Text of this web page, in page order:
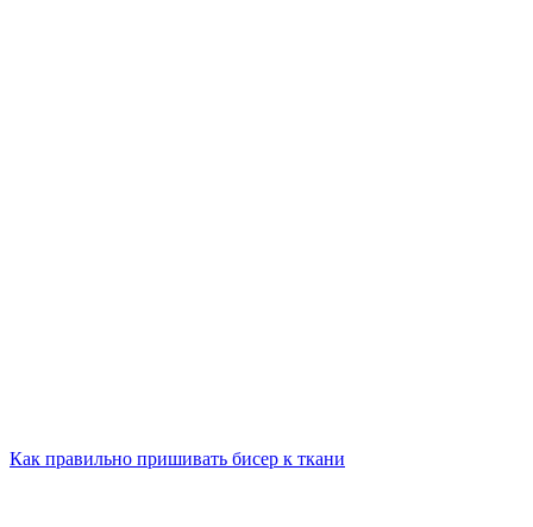
Как правильно пришивать бисер к ткани